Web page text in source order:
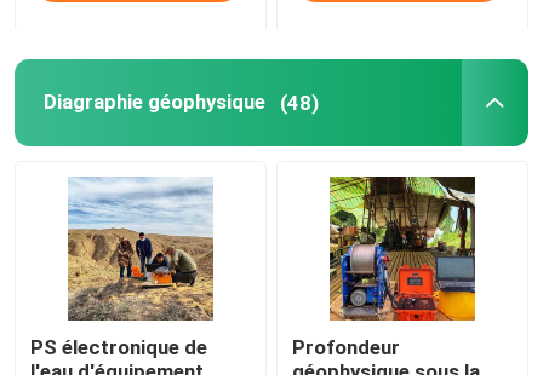
Aperçu
Produits
A propos de nous
Diagraphie géophysique (48)
PS électronique de
Profondeur